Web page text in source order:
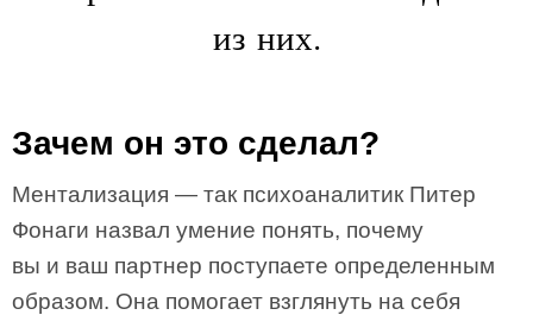
из них.
Зачем он это сделал?
Ментализация — так психоаналитик Питер
Фонаги назвал умение понять, почему
вы и ваш партнер поступаете определенным
образом. Она помогает взглянуть на себя